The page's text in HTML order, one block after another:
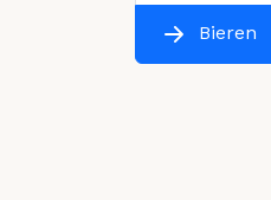
Bieren